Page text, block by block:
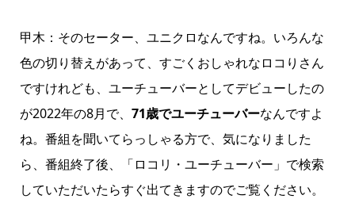
甲木：そのセーター、ユニクロなんですね。いろんな
色の切り替えがあって、すごくおしゃれなロコりさん
ですけれども、ユーチューバーとしてデビューしたの
が2022年の8月で、 71歳でユーチューバーなんですよ
ね。番組を聞いてらっしゃる方で、気になりました
ら、番組終了後、「ロコリ・ユーチューバー」で検索
していただいたらすぐ出てきますのでご覧ください。